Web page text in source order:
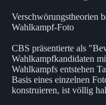
Verschwörungstheorien
Wahlkampf-Foto
CBS präsentierte als
Wahlkampfkandidaten
Wahlkampfs entstehen
Basis eines einzelnen
konstruieren, ist völlig